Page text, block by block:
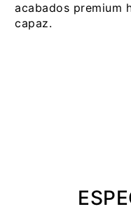
acabados premium
capaz.